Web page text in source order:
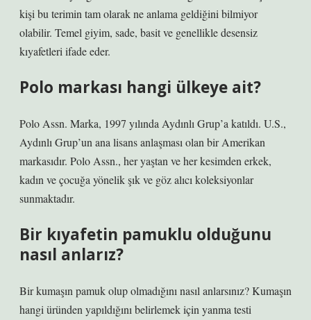
kişi bu terimin tam olarak ne anlama geldiğini bilmiyor
olabilir. Temel giyim, sade, basit ve genellikle desensiz
kıyafetleri ifade eder.
Polo markası hangi ülkeye ait?
Polo Assn. Marka, 1997 yılında Aydınlı Grup’a katıldı. U.S.,
Aydınlı Grup’un ana lisans anlaşması olan bir Amerikan
markasıdır. Polo Assn., her yaştan ve her kesimden erkek,
kadın ve çocuğa yönelik şık ve göz alıcı koleksiyonlar
sunmaktadır.
Bir kıyafetin pamuklu olduğunu
nasıl anlarız?
Bir kumaşın pamuk olup olmadığını nasıl anlarsınız? Kumaşın
hangi üründen yapıldığını belirlemek için yanma testi